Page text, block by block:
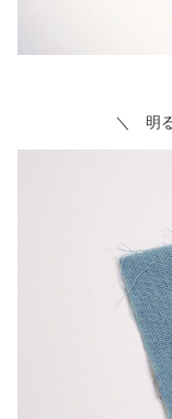
＼ 明